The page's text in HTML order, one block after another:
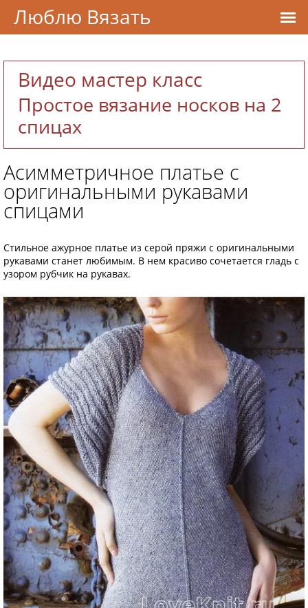
Видео мастер класс
Простое вязание носков на 2
спицах
Асимметричное платье с
оригинальными рукавами
спицами
Стильное ажурное платье из серой пряжи с оригинальными
рукавами станет любимым. В нем красиво сочетается гладь с
узором рубчик на рукавах.
Люблю Вязать